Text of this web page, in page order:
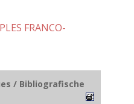
FRANCO-
/ Bibliografische